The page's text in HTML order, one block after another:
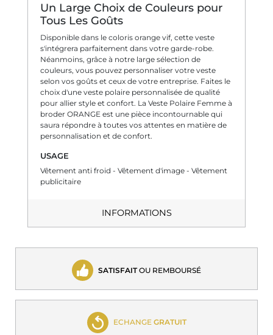
Un Large Choix de Couleurs pour
Tous Les Goûts
Disponible dans le coloris orange vif, cette veste
s'intégrera parfaitement dans votre garde-robe.
Néanmoins, grâce à notre large sélection de
couleurs, vous pouvez personnaliser votre veste
selon vos goûts et ceux de votre entreprise. Faites le
choix d'une veste polaire personnalisée de qualité
pour allier style et confort. La Veste Polaire Femme à
broder ORANGE est une pièce incontournable qui
saura répondre à toutes vos attentes en matière de
personnalisation et de confort.
USAGE
Vêtement anti froid - Vêtement d'image - Vêtement
publicitaire
INFORMATIONS
SATISFAITOU REMBOURSÉ
ECHANGE GRATUIT